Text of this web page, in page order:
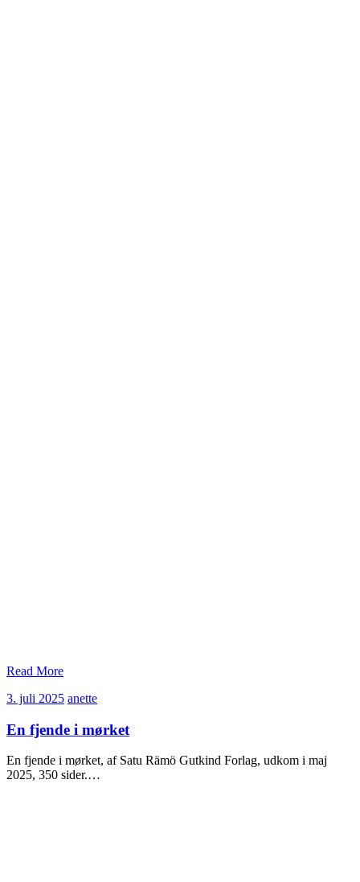
Read More
3. juli 20253.
2025
anetteanette
En fjende i mørket
En fjende i mørket, af Satu Rämö Gutkind Forlag, udkom i maj
2025, 350 sider.…